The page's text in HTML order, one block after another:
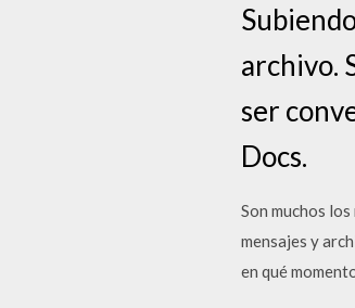
archivo.
ser
Docs.
Son muchos
mensajes y
en qué